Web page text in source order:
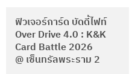
ฟิวเจอร์การ์ด บัดดี้ไฟท์
Over Drive 4.0 : K&K
Card Battle 2026
@ เซ็นทรัลพระราม 2